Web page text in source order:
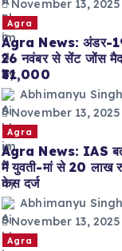
November 13, 2025
Agra
Agra News: अंडर-19
26 नवंबर से सेंट जोंस
₹31,000
Abhimanyu Singh
November 13, 2025
Agra
Agra News: IAS
में युवती-मां से 20 लाख
केस दर्ज
Abhimanyu Singh
November 13, 2025
Agra